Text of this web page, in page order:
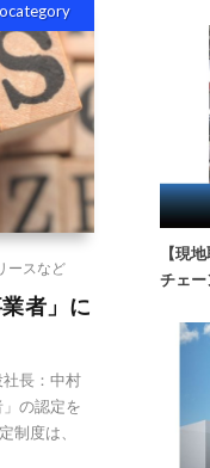
ースなど
者」に
長：中村
の認定を
制度は、
【現
チェ